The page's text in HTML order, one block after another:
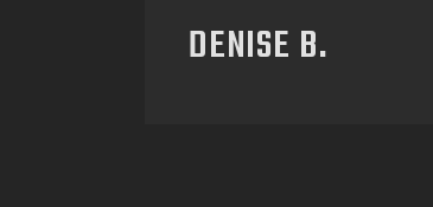
DENISE B.